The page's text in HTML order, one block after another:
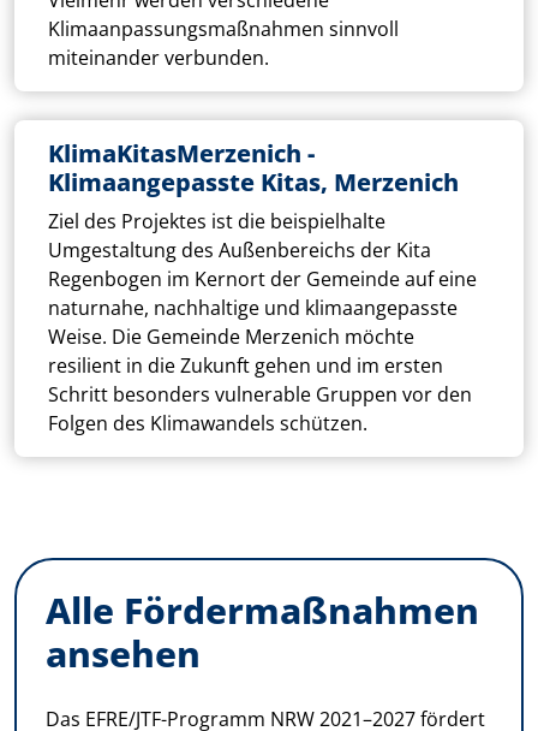
Klimaanpassungsmaßnahmen sinnvoll
miteinander verbunden.
KlimaKitasMerzenich -
Klimaangepasste Kitas, Merzenich
Ziel des Projektes ist die beispielhalte
Umgestaltung des Außenbereichs der Kita
Regenbogen im Kernort der Gemeinde auf eine
naturnahe, nachhaltige und klimaangepasste
Weise. Die Gemeinde Merzenich möchte
resilient in die Zukunft gehen und im ersten
Schritt besonders vulnerable Gruppen vor den
Folgen des Klimawandels schützen.
Alle Fördermaßnahmen
ansehen
Das EFRE/JTF-Programm NRW 2021–2027 fördert